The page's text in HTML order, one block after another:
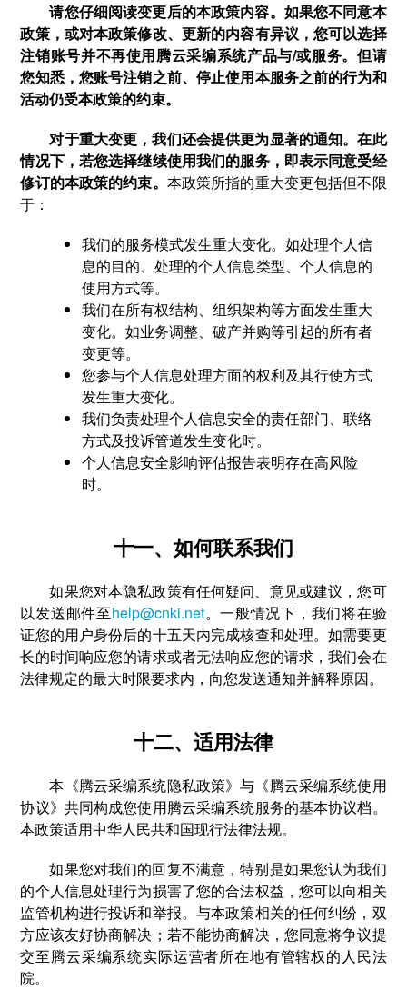
请您仔细阅读变更后的本政策内容。如果您不同意本
政策，或对本政策修改、更新的内容有异议，您可以选择
注销账号并不再使用腾云采编系统产品与/或服务。但请
您知悉，您账号注销之前、停止使用本服务之前的行为和
活动仍受本政策的约束。
对于重大变更，我们还会提供更为显著的通知。在此
情况下，若您选择继续使用我们的服务，即表示同意受经
修订的本政策的约束。 本政策所指的重大变更包括但不限
于：
我们的服务模式发生重大变化。如处理个人信
息的目的、处理的个人信息类型、个人信息的
使用方式等。
我们在所有权结构、组织架构等方面发生重大
变化。如业务调整、破产并购等引起的所有者
变更等。
您参与个人信息处理方面的权利及其行使方式
发生重大变化。
我们负责处理个人信息安全的责任部门、联络
方式及投诉管道发生变化时。
个人信息安全影响评估报告表明存在高风险
时。
十一、如何联系我们
如果您对本隐私政策有任何疑问、意见或建议，您可
以发送邮件至help@cnki.net。一般情况下，我们将在验
证您的用户身份后的十五天内完成核查和处理。如需要更
长的时间响应您的请求或者无法响应您的请求，我们会在
法律规定的最大时限要求内，向您发送通知并解释原因。
十二、适用法律
本《腾云采编系统隐私政策》与《腾云采编系统使用
协议》共同构成您使用腾云采编系统服务的基本协议档。
本政策适用中华人民共和国现行法律法规。
如果您对我们的回复不满意，特别是如果您认为我们
的个人信息处理行为损害了您的合法权益，您可以向相关
监管机构进行投诉和举报。与本政策相关的任何纠纷，双
方应该友好协商解决；若不能协商解决，您同意将争议提
交至腾云采编系统实际运营者所在地有管辖权的人民法
院。